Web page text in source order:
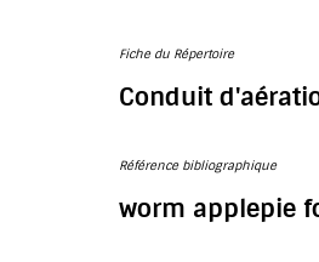
Fiche du Répertoire
Conduit
Référence bibliographique
worm applepie